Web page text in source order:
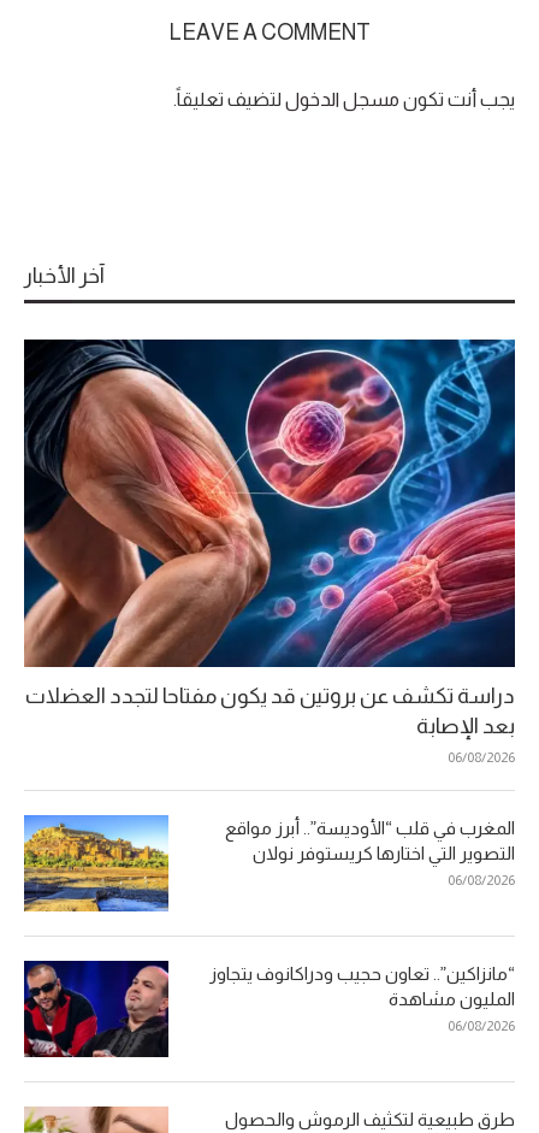
LEAVE A COMMENT
يجب أنت تكون مسجل الدخول لتضيف تعليقاً.
آخر الأخبار
دراسة تكشف عن بروتين قد يكون مفتاحا لتجدد العضلات
بعد الإصابة
06/08/2026
المغرب في قلب “الأوديسة”.. أبرز مواقع
التصوير التي اختارها كريستوفر نولان
06/08/2026
“مانزاكين”.. تعاون حجيب ودراكانوف يتجاوز
المليون مشاهدة
06/08/2026
طرق طبيعية لتكثيف الرموش والحصول